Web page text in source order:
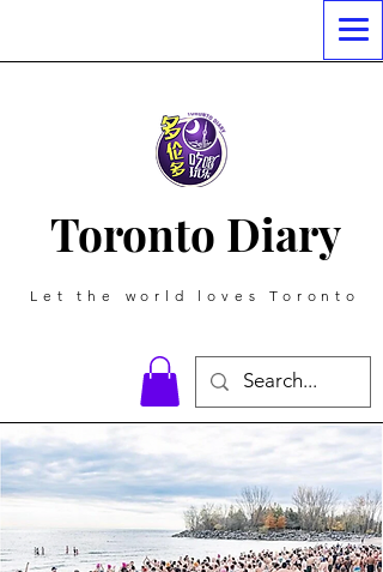
Toronto Diary
Let the world loves Toronto